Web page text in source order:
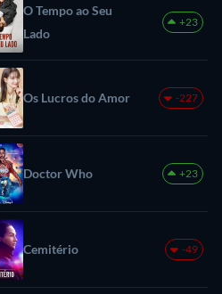
O Tempo ao Seu
Lado
+23
Os Lucros do Amor -227
Doctor Who +23
Cemitério -49